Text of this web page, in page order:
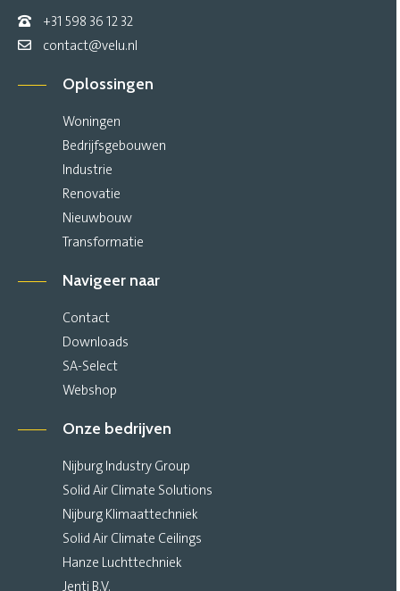
+31 598 36 12 32
contact@velu.nl
Oplossingen
Woningen
Bedrijfsgebouwen
Industrie
Renovatie
Nieuwbouw
Transformatie
Navigeer naar
Contact
Downloads
SA-Select
Webshop
Onze bedrijven
Nijburg Industry Group
Solid Air Climate Solutions
Nijburg Klimaattechniek
Solid Air Climate Ceilings
Hanze Luchttechniek
Jenti B.V.